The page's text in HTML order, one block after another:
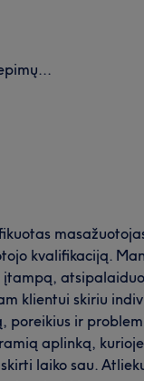
kvalifikaciją.
įtampą,
klientui skiriu
poreikius ir
aplinką,
laiko sau.